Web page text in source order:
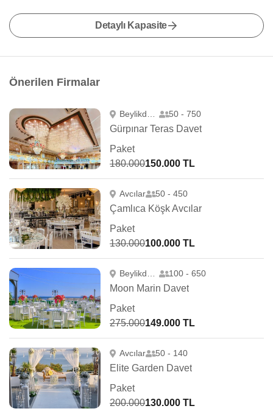
Detaylı Kapasite
Önerilen Firmalar
50 - 750
Gürpınar Teras Davet
Paket
180.000150.000 TL
Avcılar 50 - 450
Çamlıca Köşk Avcılar
Paket
130.000100.000 TL
100 - 650
Moon Marin Davet
Paket
275.000149.000 TL
Avcılar 50 - 140
Elite Garden Davet
Paket
200.000130.000 TL